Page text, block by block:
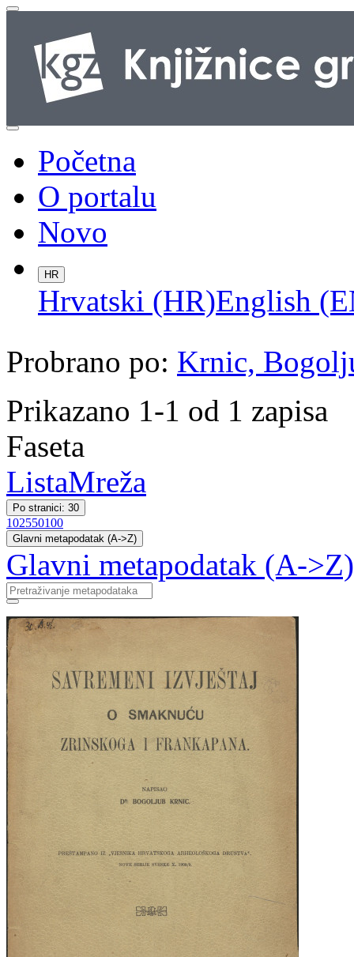
Početna
O portalu
Novo
HR
Hrvatski (HR)English
Probrano po: Krnic,
Prikazano 1-1 od 1 zapisa
Faseta
ListaMreža
Po stranici: 30
102550100
Glavni metapodatak (A->Z)
Glavni metapodatak (A->Z)